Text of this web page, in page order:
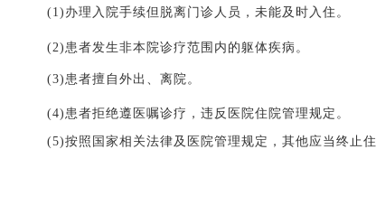
(1)办理入院手续但脱离门诊人员，未能及时入住。
(2)患者发生非本院诊疗范围内的躯体疾病。
(3)患者擅自外出、离院。
(4)患者拒绝遵医嘱诊疗，违反医院住院管理规定。
(5)按照国家相关法律及医院管理规定，其他应当终止住